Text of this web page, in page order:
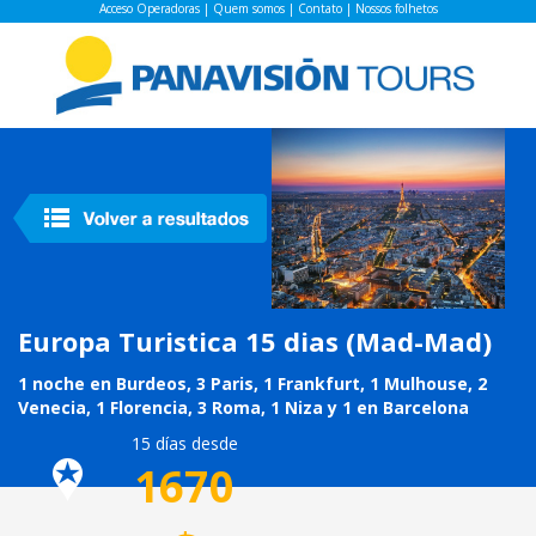
Acceso Operadoras| Quem somos| Contato| Nossos folhetos
Europa Turistica 15 dias (Mad-Mad)
1 noche en Burdeos, 3 Paris, 1 Frankfurt, 1 Mulhouse, 2
Venecia, 1 Florencia, 3 Roma, 1 Niza y 1 en Barcelona
15 días desde
1670